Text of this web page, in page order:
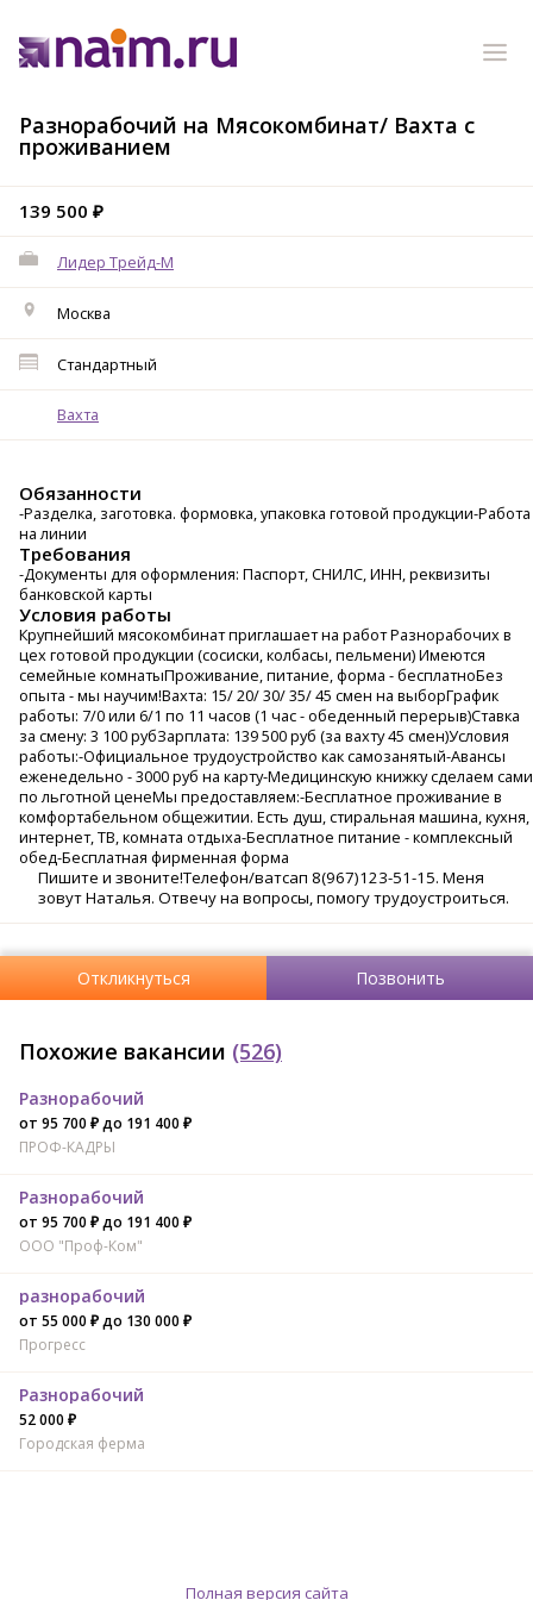
Разнорабочий на Мясокомбинат/ Вахта с
проживанием
139 500 ₽
Лидер Трейд-M
Москва
Стандартный
Вахта
Обязанности
-Разделка, заготовка. формовка, упаковка готовой продукции-Работа
на линии
Требования
-Документы для оформления: Паспорт, СНИЛС, ИНН, реквизиты
банковской карты
Условия работы
Крупнейший мясокомбинат приглашает на работ Разнорабочих в
цех готовой продукции (сосиски, колбасы, пельмени) Имеются
семейные комнатыПроживание, питание, форма - бесплатноБез
опыта - мы научим!Вахта: 15/ 20/ 30/ 35/ 45 смен на выборГрафик
работы: 7/0 или 6/1 по 11 часов (1 час - обеденный перерыв)Ставка
за смену: 3 100 рубЗарплата: 139 500 руб (за вахту 45 смен)Условия
работы:-Официальное трудоустройство как самозанятый-Авансы
еженедельно - 3000 руб на карту-Медицинскую книжку сделаем сами
по льготной ценеМы предоставляем:-Бесплатное проживание в
комфортабельном общежитии. Есть душ, стиральная машина, кухня,
интернет, ТВ, комната отдыха-Бесплатное питание - комплексный
обед-Бесплатная фирменная форма
Пишите и звоните!Телефон/ватсап 8(967)123-51-15. Меня
зовут Наталья. Отвечу на вопросы, помогу трудоустроиться.
Откликнуться Позвонить
Похожие вакансии (526)
Разнорабочий
от 95 700 ₽ до 191 400 ₽
ПРОФ-КАДРЫ
Разнорабочий
от 95 700 ₽ до 191 400 ₽
ООО "Проф-Ком"
разнорабочий
от 55 000 ₽ до 130 000 ₽
Прогресс
Разнорабочий
52 000 ₽
Городская ферма
Полная версия сайта